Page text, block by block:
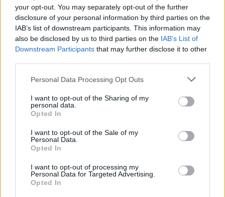
your opt-out. You may separately opt-out of the further
disclosure of your personal information by third parties on the
IAB’s list of downstream participants. This information may
also be disclosed by us to third parties on the IAB’s List of
Downstream Participants that may further disclose it to other
Personal Data Processing Opt Outs
I want to opt-out of the Sharing of my
personal data.
Opted In
I want to opt-out of the Sale of my
Personal Data.
Opted In
I want to opt-out of processing my
Personal Data for Targeted Advertising.
Opted In